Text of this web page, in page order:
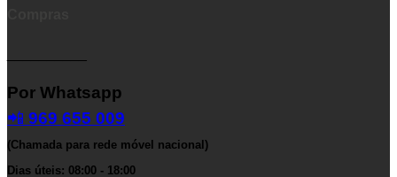
Por Whatsapp
📲 969 655 009
(Chamada para rede móvel nacional)
Dias úteis: 08:00 - 18:00